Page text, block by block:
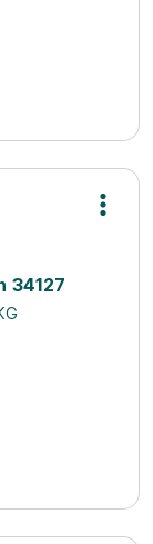
34127